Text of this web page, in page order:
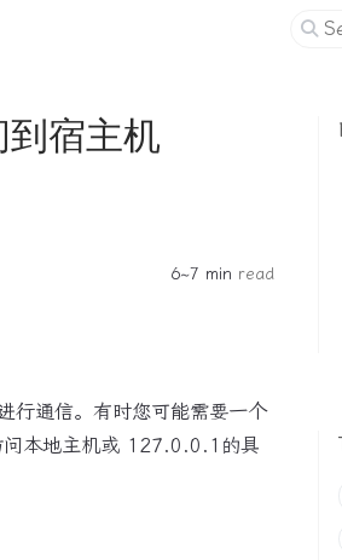
宿主机
6~7 min read
通信。有时您可能需要一个
问本地主机或 127.0.0.1的具